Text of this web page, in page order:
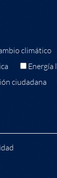
climático
Energía
ciudadana